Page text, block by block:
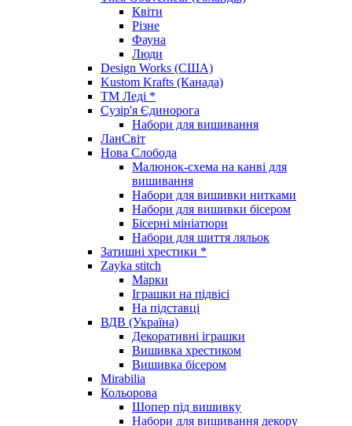
Квіти
Різне
Фауна
Люди
Design Works (США)
Kustom Krafts (Канада)
ТМ Леді *
Сузір'я Єдинорога
Набори для вишивання
ЛанСвіт
Нова Слобода
Малюнок-схема на канві для
вишивання
Набори для вишивки нитками
Набори для вишивки бісером
Бісерні мініатюри
Набори для шиття ляльок
Затишні хрестики *
Zayka stitch
Марки
Іграшки на підвісі
На підставці
ВДВ (Україна)
Декоративні іграшки
Вишивка хрестиком
Вишивка бісером
Mirabilia
Кольорова
Шопер під вишивку
Набори для вишивання декору